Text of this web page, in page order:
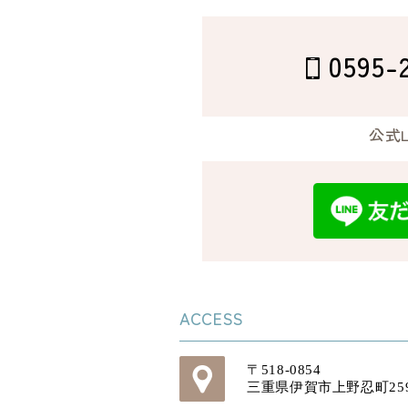
0595-
公式
ACCESS
〒518-0854
三重県伊賀市上野忍町